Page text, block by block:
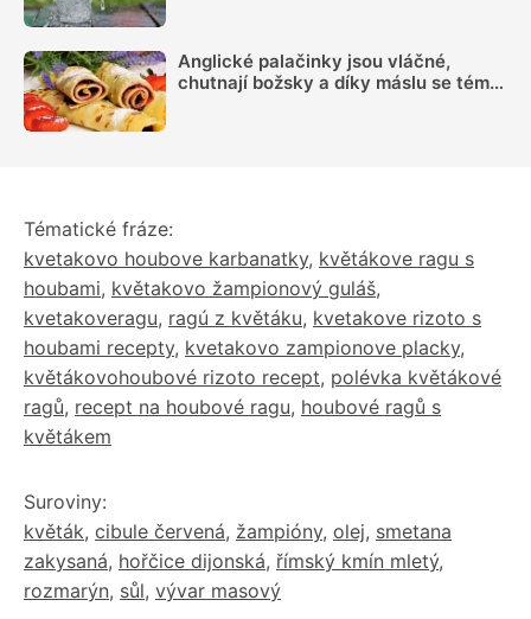
Anglické palačinky jsou vláčné,
chutnají božsky a díky máslu se téměř
Tématické fráze:
kvetakovo houbove karbanatky, květákove ragu s
houbami, květakovo žampionový guláš,
kvetakoveragu, ragú z květáku, kvetakove rizoto s
houbami recepty, kvetakovo zampionove placky,
květákovohoubové rizoto recept, polévka květákové
ragů, recept na houbové ragu, houbové ragů s
květákem
Suroviny:
květák, cibule červená, žampióny, olej, smetana
zakysaná, hořčice dijonská, římský kmín mletý,
rozmarýn, sůl, vývar masový